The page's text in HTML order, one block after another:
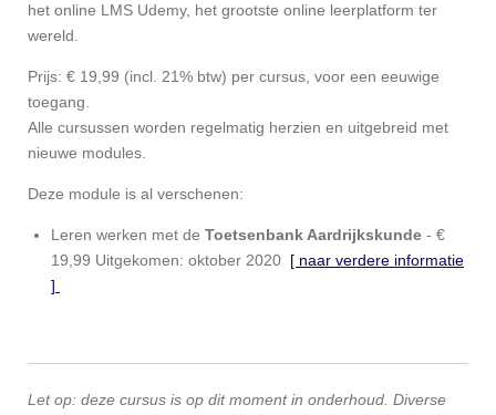
het online LMS Udemy, het grootste online leerplatform ter
wereld.
Prijs: € 19,99 (incl. 21% btw) per cursus, voor een eeuwige
toegang.
Alle cursussen worden regelmatig herzien en uitgebreid met
nieuwe modules.
Deze module is al verschenen:
Leren werken met de Toetsenbank Aardrijkskunde - €
19,99 Uitgekomen: oktober 2020 [ naar verdere informatie
]
Let op: deze cursus is op dit moment in onderhoud. Diverse